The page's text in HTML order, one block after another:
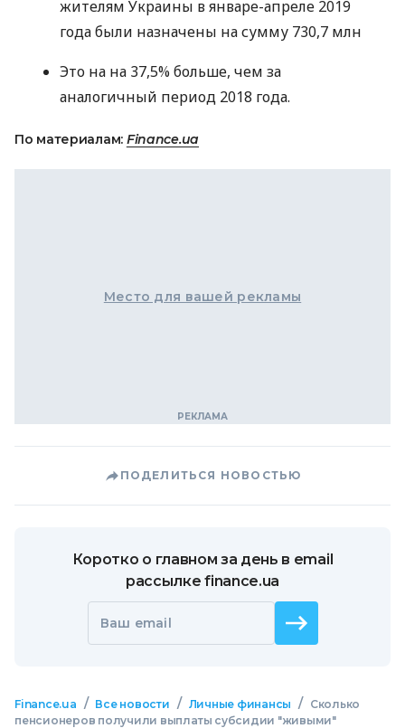
жителям Украины в январе-апреле 2019
года были назначены на сумму 730,7 млн
Это на на 37,5% больше, чем за
аналогичный период 2018 года.
По материалам: Finance.ua
Место для вашей рекламы
ПОДЕЛИТЬСЯ НОВОСТЬЮ
Коротко о главном за день в email
рассылке finance.ua
Ваш email
Finance.ua / Все новости / Личные финансы /
Сколько
пенсионеров получили выплаты субсидии "живыми"